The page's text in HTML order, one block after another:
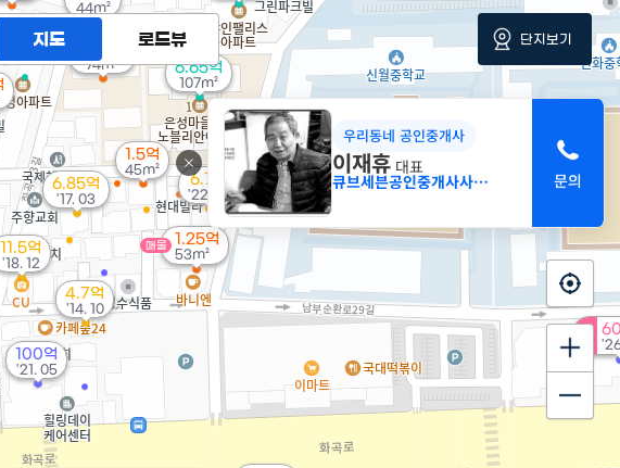
6.65억
107m²
1.25억
53m²
매물
1.5억
45m²
44m²
6.7억
'22. 12
100억
'21. 05
74m²
11.5억
'18. 12
6.85억
'17. 03
4.7억
'14. 10
우리동네 공인중개사
이재휴 대표
큐브세븐공인중개사사무소
지도 로드뷰 단지보기